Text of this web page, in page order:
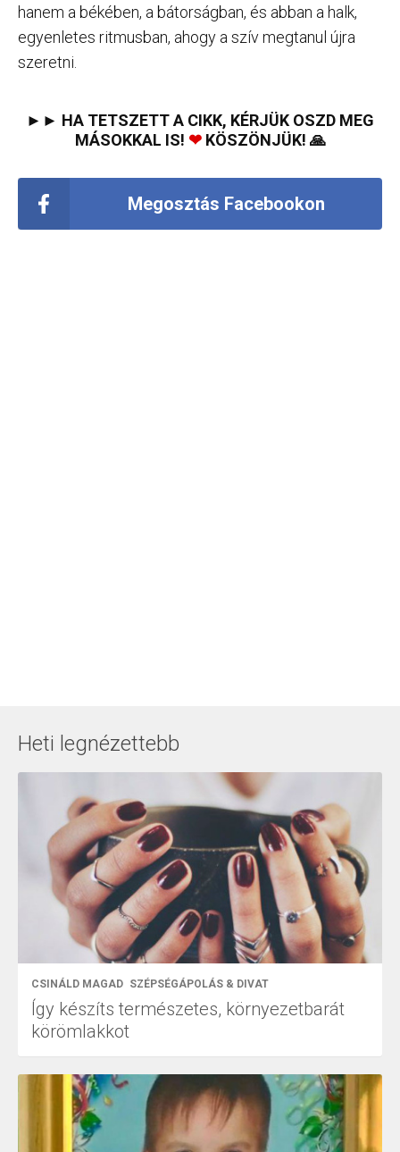
hanem a békében, a bátorságban, és abban a halk,
egyenletes ritmusban, ahogy a szív megtanul újra
szeretni.
►► HA TETSZETT A CIKK, KÉRJÜK OSZD MEG
MÁSOKKAL IS! ❤KÖSZÖNJÜK! 🙏
Megosztás Facebookon
Heti legnézettebb
CSINÁLD MAGAD SZÉPSÉGÁPOLÁS & DIVAT
Így készíts természetes, környezetbarát
körömlakkot